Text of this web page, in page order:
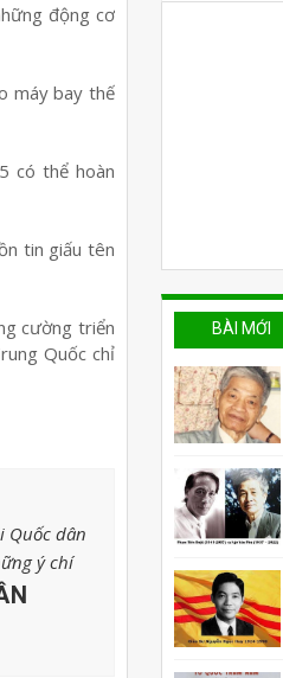
động cơ
máy bay thế
có thể hoàn
tin giấu tên
cường triển
Quốc chỉ
Quốc dân
ý chí
BÀI MỚI